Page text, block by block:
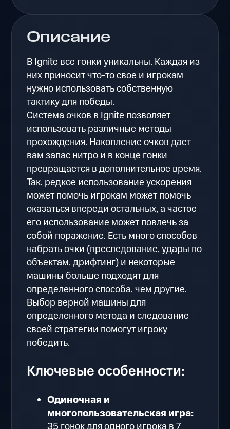
Описание
В Ignite все гонки уникальны. Каждая из
них приносит что-то свое и игрокам
нужно использовать собственную
тактику для победы.
Система очков в Ignite позволяет
использовать различные методы
прохождения. Накопление очков дает
вам запас нитро и в конце гонки
превращается в дополнительное время.
Так, редкое использование ускорения
может помочь игрокам может помочь
оказаться впереди остальных, а частое
его использование может повлечь за
собой поражение. Есть много способов
набрать очки (преследование, удары по
объектам, дрифтинг) и некоторые
машины больше подходят для
определенного способа, чем другие.
Выбор верной машины для
определенного метода и следование
своей стратегии помогут игроку
победить.
Ключевые особенности:
Одиночная и
многопользовательская игра: